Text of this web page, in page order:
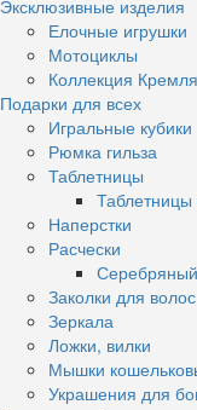
Эксклюзивные изделия
Елочные игрушки
Мотоциклы
Коллекция Кремля
Подарки для всех
Игральные кубики
Рюмка гильза
Таблетницы
Наперстки
Расчески
Заколки для волос
Зеркала
Ложки, вилки
Мышки
Украшения для